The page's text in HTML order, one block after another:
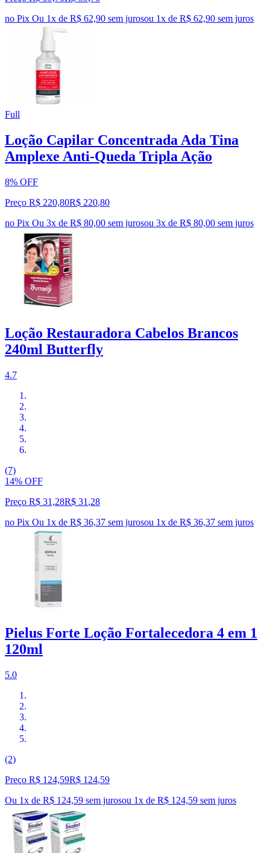
no Pix Ou 1x de R$ 62,90 sem jurosou 1x de R$ 62,90 sem juros
Full
Loção Capilar Concentrada Ada Tina
Amplexe Anti-Queda Tripla Ação
8% OFF
Preço R$ 220,80R$ 220,80
no Pix Ou 3x de R$ 80,00 sem jurosou 3x de R$ 80,00 sem juros
Loção Restauradora Cabelos Brancos
240ml Butterfly
4.7
(7)
14% OFF
Preço R$ 31,28R$ 31 ,28
no Pix Ou 1x de R$ 36,37 sem jurosou 1x de R$ 36,37 sem juros
Pielus Forte Loção Fortalecedora 4 em 1
120ml
5.0
(2)
Preço R$ 124,59R$ 124,59
Ou 1x de R$ 124,59 sem jurosou 1x de R$ 124,59 sem juros